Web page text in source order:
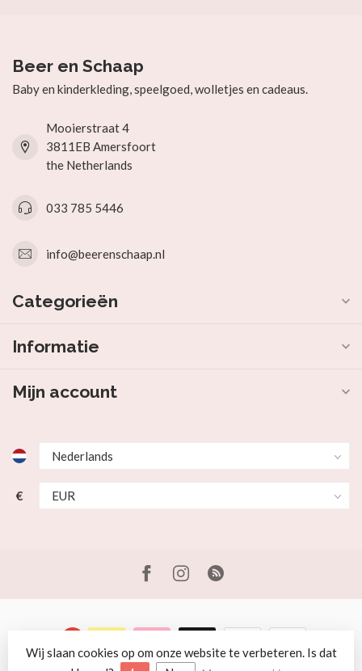
Beer en Schaap
Baby en kinderkleding, speelgoed, wolletjes en cadeaus.
Mooierstraat 4
3811EB Amersfoort
the Netherlands
033 785 5446
info@beerenschaap.nl
Categorieën
Informatie
Mijn account
€
Wij slaan cookies op om onze website te verbeteren. Is dat